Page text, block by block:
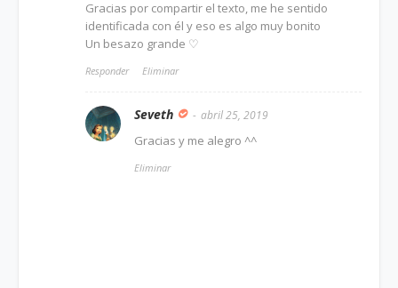
Gracias por compartir el texto, me he sentido
identificada con él y eso es algo muy bonito
Un besazo grande ♡
Responder Eliminar
Seveth abril 25, 2019
Gracias y me alegro ^^
Eliminar